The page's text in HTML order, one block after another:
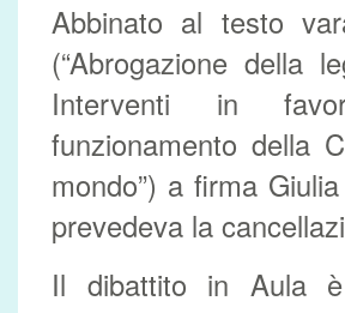
Abbinato al testo
(“Abrogazione della
Interventi in
funzionamento della
mondo”) a firma
prevedeva la
Il dibattito in Aula